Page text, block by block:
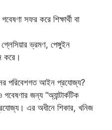
গবেষণা সফর করে শিক্ষার্থী বা
গ্লেসিয়ার ভ্রমণ, পেঙ্গুইন
করে।
পরিবেশগত আইন প্রযোজ্য?
গবেষণার জন্য “অ্যান্টার্কটিক
এর অধীনে শিকার, খনিজ